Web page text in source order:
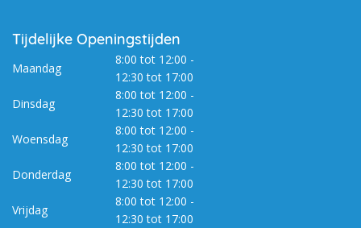
Tijdelijke Openingstijden
Maandag
8:00 tot 12:00 -
12:30 tot 17:00
Dinsdag
8:00 tot 12:00 -
12:30 tot 17:00
Woensdag
8:00 tot 12:00 -
12:30 tot 17:00
Donderdag
8:00 tot 12:00 -
12:30 tot 17:00
Vrijdag
8:00 tot 12:00 -
12:30 tot 17:00